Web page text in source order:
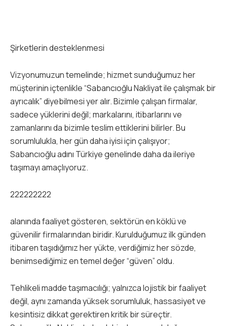
Şirketlerin desteklenmesi
Vizyonumuzun temelinde; hizmet sunduğumuz her
müşterinin içtenlikle “Sabancıoğlu Nakliyat ile çalışmak bir
ayrıcalık” diyebilmesi yer alır. Bizimle çalışan firmalar,
sadece yüklerini değil; markalarını, itibarlarını ve
zamanlarını da bizimle teslim ettiklerini bilirler. Bu
sorumlulukla, her gün daha iyisi için çalışıyor;
Sabancıoğlu adını Türkiye genelinde daha da ileriye
taşımayı amaçlıyoruz.
222222222
alanında faaliyet gösteren, sektörün en köklü ve
güvenilir firmalarından biridir. Kurulduğumuz ilk günden
itibaren taşıdığımız her yükte, verdiğimiz her sözde,
benimsediğimiz en temel değer “güven” oldu.
Tehlikeli madde taşımacılığı; yalnızca lojistik bir faaliyet
değil, aynı zamanda yüksek sorumluluk, hassasiyet ve
kesintisiz dikkat gerektiren kritik bir süreçtir.